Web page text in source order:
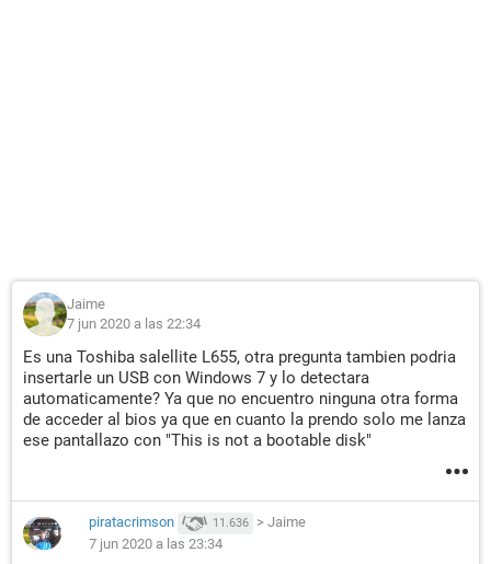
Jaime
7 jun 2020 a las 22:34
Es una Toshiba salellite L655, otra pregunta tambien podria
insertarle un USB con Windows 7 y lo detectara
automaticamente? Ya que no encuentro ninguna otra forma
de acceder al bios ya que en cuanto la prendo solo me lanza
ese pantallazo con "This is not a bootable disk"
piratacrimson 11.636 > Jaime
7 jun 2020 a las 23:34